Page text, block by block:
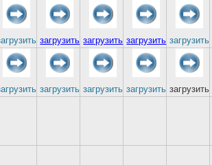
загрузить загрузить загрузить загрузить
загрузить загрузить загрузить загрузить